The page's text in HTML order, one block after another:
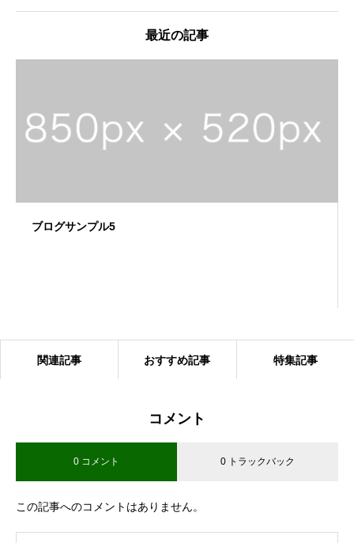
最近の記事
ブログサンプル5
関連記事 おすすめ記事 特集記事
コメント
0 コメント 0 トラックバック
この記事へのコメントはありません。